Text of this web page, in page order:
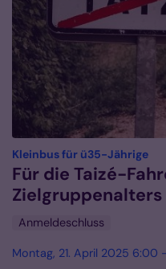
Kleinbus für ü35-Jährige:
Für die Taizé-
Zielgruppenalters
Anmeldeschluss
Montag, 21. April 2025 6:00